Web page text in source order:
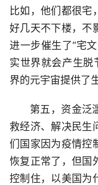
比如，他们都很宅
好几天不下楼，不
进一步催生了“宅
实世界就会产生
界的元宇宙提供了
第五，资金泛
救经济、解决民生
们国家因为疫情控
恢复正常了，但国
控制住，以美国为